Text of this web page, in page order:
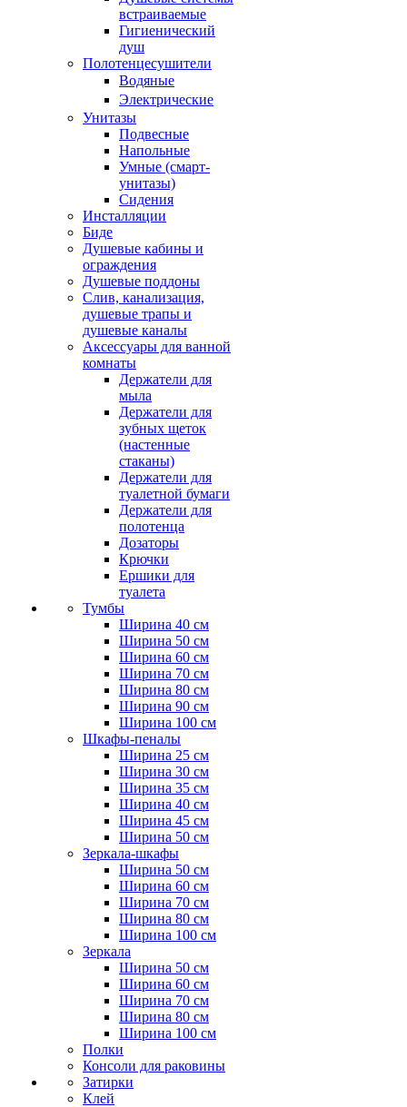
встраиваемые
Гигиенический
душ
Полотенцесушители
ㅤВодяные
ㅤЭлектрические
Унитазы
Подвесные
Напольные
Умные (смарт-
унитазы)
Сидения
Инсталляции
Биде
Душевые кабины и
ограждения
Душевые поддоны
Слив, канализация,
душевые трапы и
душевые каналы
Аксессуары для ванной
комнаты
Держатели для
мыла
Держатели для
зубных щеток
(настенные
стаканы)
Держатели для
туалетной бумаги
Держатели для
полотенца
Дозаторы
Крючки
Ершики для
туалета
Тумбы
Ширина 40 см
Ширина 50 см
Ширина 60 см
Ширина 70 см
Ширина 80 см
Ширина 90 см
Ширина 100 см
Шкафы-пеналы
Ширина 25 см
Ширина 30 см
Ширина 35 см
Ширина 40 см
Ширина 45 см
Ширина 50 см
Зеркала-шкафы
Ширина 50 см
Ширина 60 см
Ширина 70 см
Ширина 80 см
Ширина 100 см
Зеркала
Ширина 50 см
Ширина 60 см
Ширина 70 см
Ширина 80 см
Ширина 100 см
Полки
Консоли для раковины
Затирки
Клей